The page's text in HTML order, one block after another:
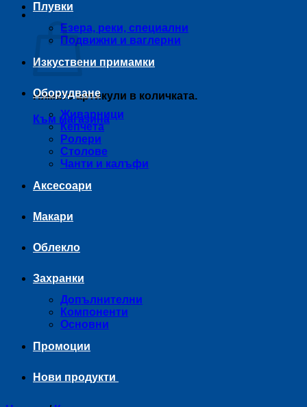
Количка
Нямате артикули в количката.
Към магазина
Плувки
Езера, реки, специални
Подвижни и ваглерни
Изкуствени примамки
Оборудване
Живарници
Кепчета
Ролери
Столове
Чанти и калъфи
Аксесоари
Макари
Облекло
Захранки
Допълнителни
Компоненти
Основни
Промоции
Нови продукти